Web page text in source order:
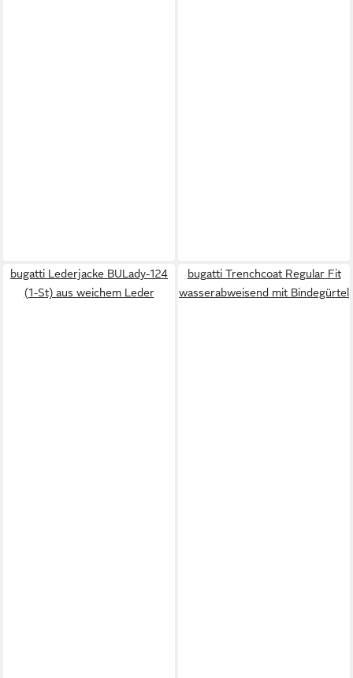
bugatti Lederjacke BULady-124
(1-St) aus weichem Leder
bugatti Trenchcoat Regular Fit
wasserabweisend mit Bindegürtel